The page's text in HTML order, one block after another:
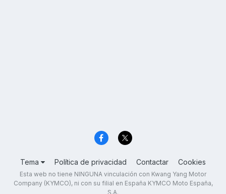
Tema Política de privacidad Contactar Cookies
Esta web no tiene NINGUNA vinculación con Kwang Yang Motor
Company (KYMCO), ni con su filial en España KYMCO Moto España,
S.A.